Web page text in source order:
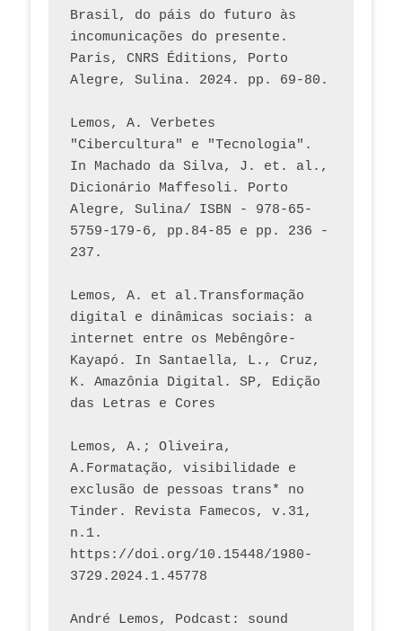
Brasil, do páis do futuro às
incomunicações do presente.
Paris, CNRS Éditions, Porto
Lemos, A. Verbetes
"Cibercultura" e "Tecnologia".
In Machado da Silva, J. et. al.,
Dicionário Maffesoli. Porto
Alegre, Sulina/ ISBN - 978-65-
5759-179-6, pp.84-85 e pp. 236 -
237.
Lemos, A. et al.Transformação
digital e dinâmicas sociais: a
internet entre os Mebêngôre-
Kayapó. In Santaella, L., Cruz,
K. Amazônia Digital. SP, Edição
das Letras e Cores
Lemos, A.; Oliveira,
A.Formatação, visibilidade e
exclusão de pessoas trans* no
Tinder. Revista Famecos, v.31,
n.1.
https://doi.org/10.15448/1980-
3729.2024.1.45778
André Lemos, Podcast: sound